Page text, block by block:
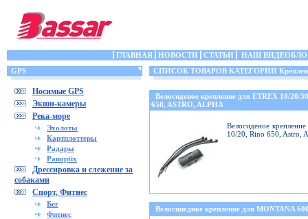
ГЛАВНАЯ НОВОСТИ СТАТЬИ
НАШ
GPS
Носимые GPS
Экшн-камеры
Река-море
Эхолоты
Картплоттеры
Радары
Panoptix
Дрессировка и слежение за
собаками
Спорт, Фитнес
Бег
Фитнес
СПИСОК ТОВАРОВ КАТЕГОРИИ
Велосиденое крепление для ETREX 10/
650, ASTRO, ALPHA
Велосиденое
10/20, Rino 650, Astro,
Велосипедное крепление для MONTANA